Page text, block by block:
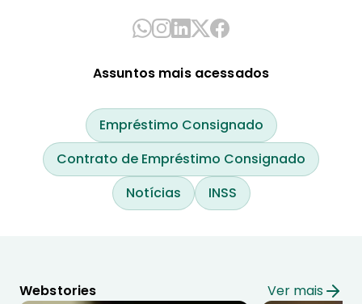
Assuntos mais acessados
Empréstimo Consignado
Contrato de Empréstimo Consignado
Notícias
INSS
Webstories Ver mais